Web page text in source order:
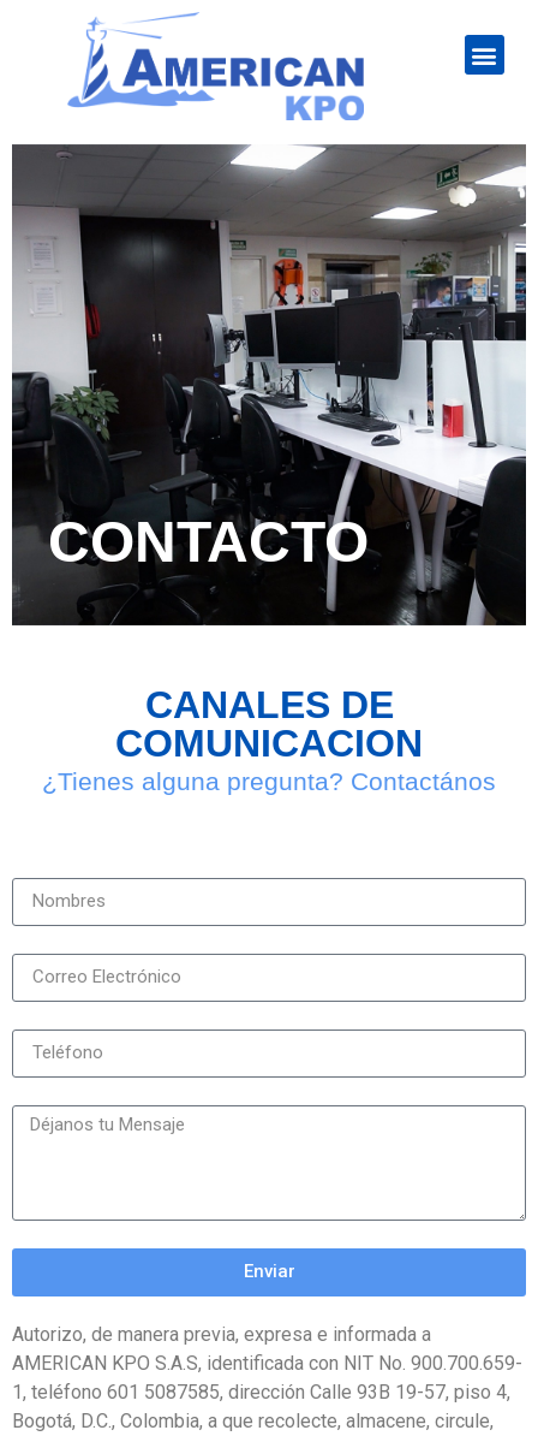
CONTACTO
CANALES DE
COMUNICACION
¿Tienes alguna pregunta? Contactános
Enviar
Autorizo, de manera previa, expresa e informada a
AMERICAN KPO S.A.S, identificada con NIT No. 900.700.659-
1, teléfono 601 5087585, dirección Calle 93B 19-57, piso 4,
Bogotá, D.C., Colombia, a que recolecte, almacene, circule,